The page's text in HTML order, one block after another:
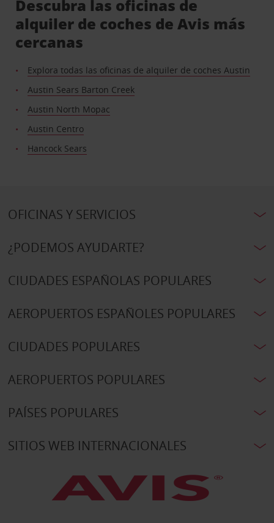
Descubra las oficinas de
alquiler de coches de Avis más
cercanas
Explora todas las oficinas de alquiler de coches Austin
Austin Sears Barton Creek
Austin North Mopac
Austin Centro
Hancock Sears
OFICINAS Y SERVICIOS
¿PODEMOS AYUDARTE?
CIUDADES ESPAÑOLAS POPULARES
AEROPUERTOS ESPAÑOLES POPULARES
CIUDADES POPULARES
AEROPUERTOS POPULARES
PAÍSES POPULARES
SITIOS WEB INTERNACIONALES